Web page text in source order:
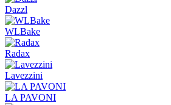
Dazzl
WLBake
Radax
Lavezzini
LA PAVONI